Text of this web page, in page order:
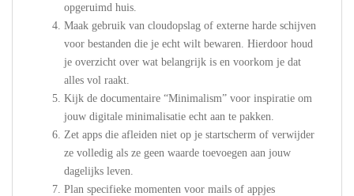
opgeruimd huis.
Maak gebruik van cloudopslag of externe harde schijven
voor bestanden die je echt wilt bewaren. Hierdoor houd
je overzicht over wat belangrijk is en voorkom je dat
alles vol raakt.
Kijk de documentaire “Minimalism” voor inspiratie om
jouw digitale minimalisatie echt aan te pakken.
Zet apps die afleiden niet op je startscherm of verwijder
ze volledig als ze geen waarde toevoegen aan jouw
dagelijks leven.
Plan specifieke momenten voor mails of appjes